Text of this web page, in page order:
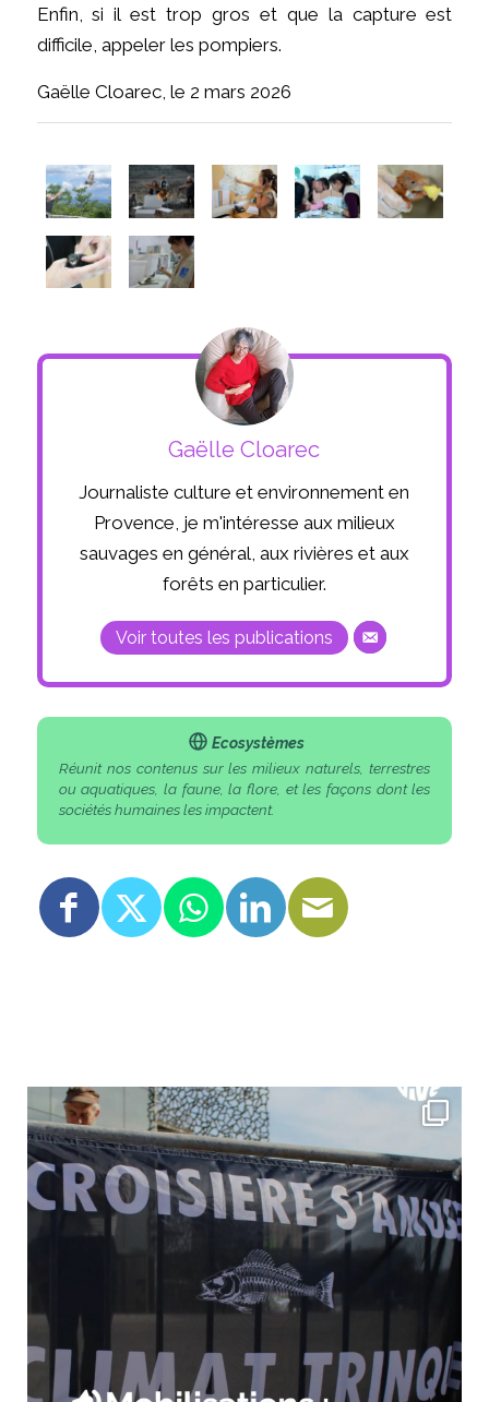
Enfin, si il est trop gros et que la capture est
difficile, appeler les pompiers.
Gaëlle Cloarec, le 2 mars 2026
Gaëlle Cloarec
Journaliste culture et environnement en
Provence, je m'intéresse aux milieux
sauvages en général, aux rivières et aux
forêts en particulier.
Voir toutes les publications
Ecosystèmes
Réunit nos contenus sur les milieux naturels, terrestres
ou aquatiques, la faune, la flore, et les façons dont les
sociétés humaines les impactent.